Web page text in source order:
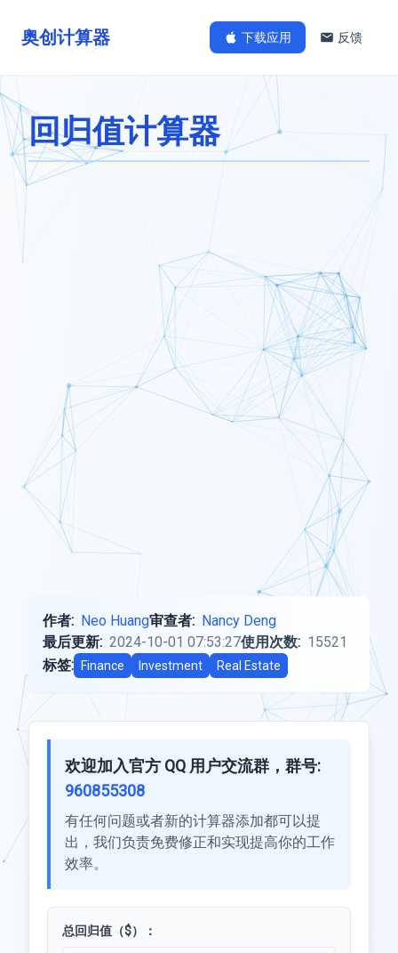
奥创计算器 下载应用 反馈
回归值计算器
作者: Neo Huang审查者: Nancy Deng
最后更新: 2024-10-01 07:53:27使用次数: 15521
标签:
Finance Investment Real Estate
欢迎加入官方 QQ 用户交流群，群号:
960855308
有任何问题或者新的计算器添加都可以提
出，我们负责免费修正和实现提高你的工作
效率。
总回归值（$）：